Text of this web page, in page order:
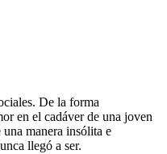
De la forma
en el cadáver de una joven
manera insólita e
llegó a ser.